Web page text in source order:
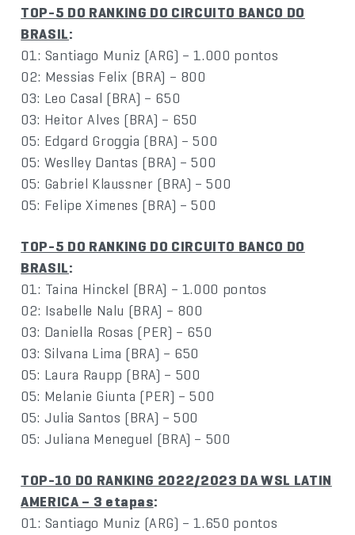
TOP-5 DO RANKING DO CIRCUITO BANCO DO
BRASIL:
01: Santiago Muniz (ARG) – 1.000 pontos
02: Messias Felix (BRA) – 800
03: Leo Casal (BRA) – 650
03: Heitor Alves (BRA) – 650
05: Edgard Groggia (BRA) – 500
05: Weslley Dantas (BRA) – 500
05: Gabriel Klaussner (BRA) – 500
05: Felipe Ximenes (BRA) – 500
TOP-5 DO RANKING DO CIRCUITO BANCO DO
BRASIL:
01: Taina Hinckel (BRA) – 1.000 pontos
02: Isabelle Nalu (BRA) – 800
03: Daniella Rosas (PER) – 650
03: Silvana Lima (BRA) – 650
05: Laura Raupp (BRA) – 500
05: Melanie Giunta (PER) – 500
05: Julia Santos (BRA) – 500
05: Juliana Meneguel (BRA) – 500
TOP-10 DO RANKING 2022/2023 DA WSL LATIN
AMERICA – 3 etapas:
01: Santiago Muniz (ARG) – 1.650 pontos